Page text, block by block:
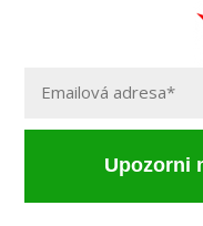
Upozorni